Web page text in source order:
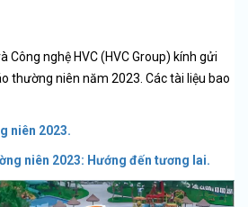
Công nghệ HVC (HVC Group) kính gửi
thường niên năm 2023. Các tài liệu bao
niên 2023.
niên 2023: Hướng đến tương lai.